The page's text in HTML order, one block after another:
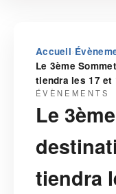
Accueil›
Le 3ème
tiendra les 17 et
ÉVÈNEMENTS
Le
tiendra